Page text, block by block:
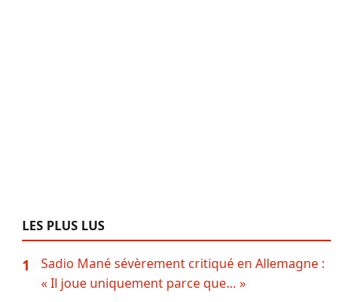
LES PLUS LUS
1
Sadio Mané sévèrement critiqué en Allemagne :
« Il joue uniquement parce que… »